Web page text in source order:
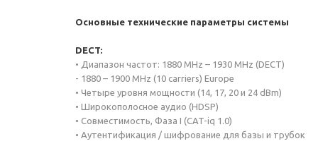
Основные технические параметры системы
DECT:
• Диапазон частот: 1880 MHz – 1930 MHz (DECT)
- 1880 – 1900 MHz (10 carriers) Europe
• Четыре уровня мощности (14, 17, 20 и 24 dBm)
• Широкополосное аудио (HDSP)
• Совместимость, Фаза I (CAT-iq 1.0)
• Аутентификация / шифрование для базы и трубок